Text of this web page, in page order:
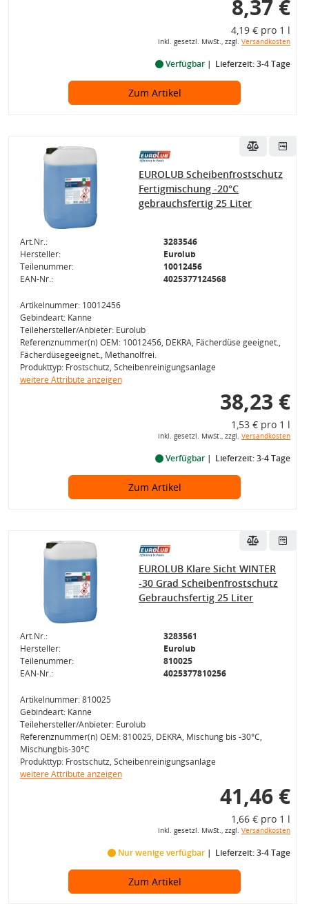
8,37 €
4,19 € pro 1 l
inkl. gesetzl. MwSt., zzgl. Versandkosten
Verfügbar Lieferzeit: 3-4 Tage
Zum Artikel
EUROLUB Scheibenfrostschutz
Fertigmischung -20°C
gebrauchsfertig 25 Liter
Art.Nr.:
3283546
Hersteller:
Eurolub
Teilenummer:
10012456
EAN-Nr.:
4025377124568
Artikelnummer: 10012456
Gebindeart: Kanne
Teilehersteller/Anbieter: Eurolub
Referenznummer(n) OEM: 10012456, DEKRA, Fächerdüse geeignet.,
Fächerdüsegeeignet., Methanolfrei.
Produkttyp: Frostschutz, Scheibenreinigungsanlage
weitere Attribute anzeigen
38,23 €
1,53 € pro 1 l
inkl. gesetzl. MwSt., zzgl. Versandkosten
Verfügbar Lieferzeit: 3-4 Tage
Zum Artikel
EUROLUB Klare Sicht WINTER
-30 Grad Scheibenfrostschutz
Gebrauchsfertig 25 Liter
Art.Nr.:
3283561
Hersteller:
Eurolub
Teilenummer:
810025
EAN-Nr.:
4025377810256
Artikelnummer: 810025
Gebindeart: Kanne
Teilehersteller/Anbieter: Eurolub
Referenznummer(n) OEM: 810025, DEKRA, Mischung bis -30°C,
Mischungbis-30°C
Produkttyp: Frostschutz, Scheibenreinigungsanlage
weitere Attribute anzeigen
41,46 €
1,66 € pro 1 l
inkl. gesetzl. MwSt., zzgl. Versandkosten
Nur wenige verfügbar Lieferzeit: 3-4 Tage
Zum Artikel